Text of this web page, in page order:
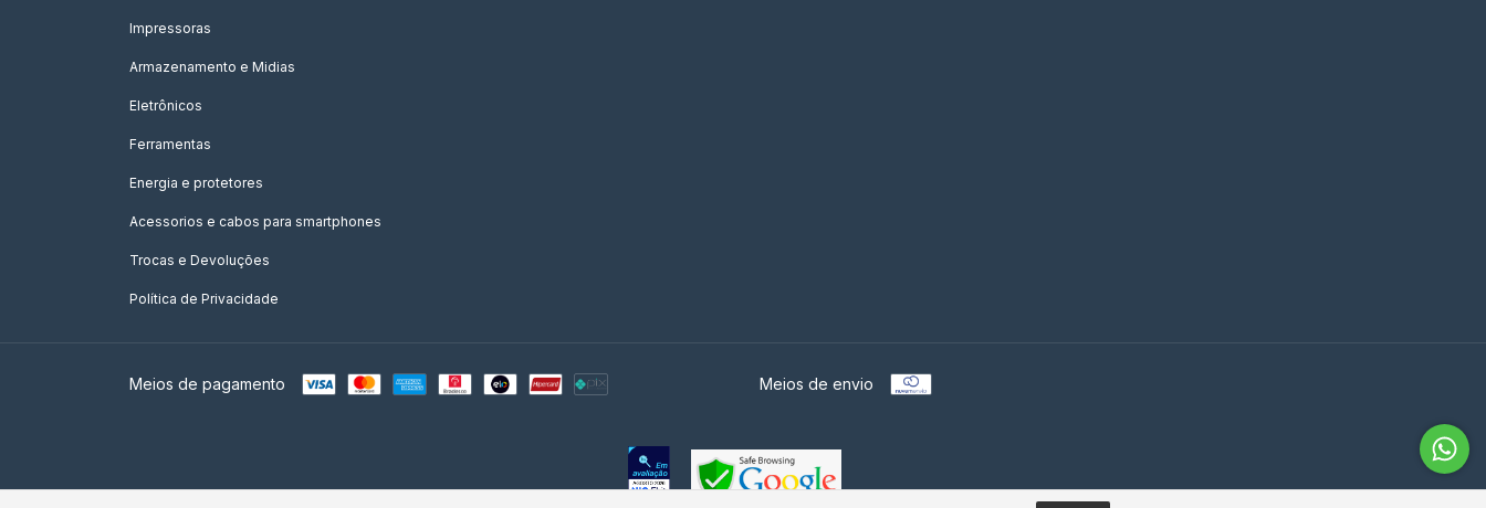
Impressoras
Armazenamento e Midias
Eletrônicos
Ferramentas
Energia e protetores
Acessorios e cabos para smartphones
Trocas e Devoluções
Política de Privacidade
Meios de pagamento Meios de envio